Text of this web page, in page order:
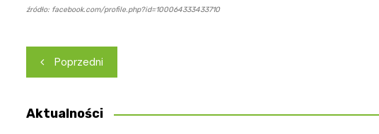
źródło: facebook.com/profile.php?id=100064333433710
Nawigacja
wpisu
Poprzedni
Aktualności